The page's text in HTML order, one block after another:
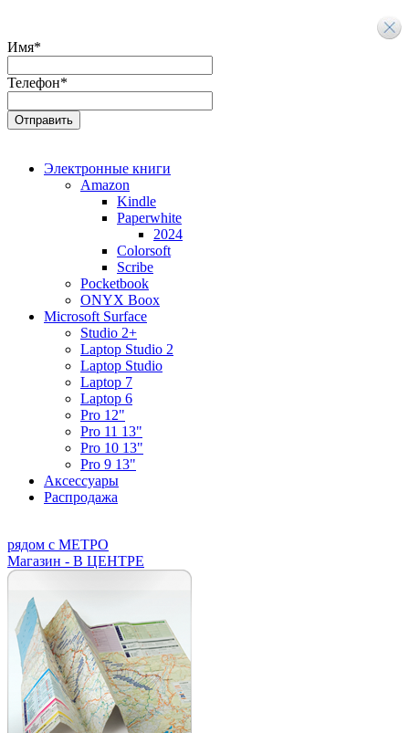
Имя*
Телефон*
Электронные книги
Amazon
Kindle
Paperwhite
2024
Colorsoft
Scribe
Pocketbook
ONYX Boox
Microsoft Surface
Studio 2+
Laptop Studio 2
Laptop Studio
Laptop 7
Laptop 6
Pro 12"
Pro 11 13"
Pro 10 13"
Pro 9 13"
Аксессуары
Распродажа
рядом с МЕТРО
Магазин - В ЦЕНТРЕ